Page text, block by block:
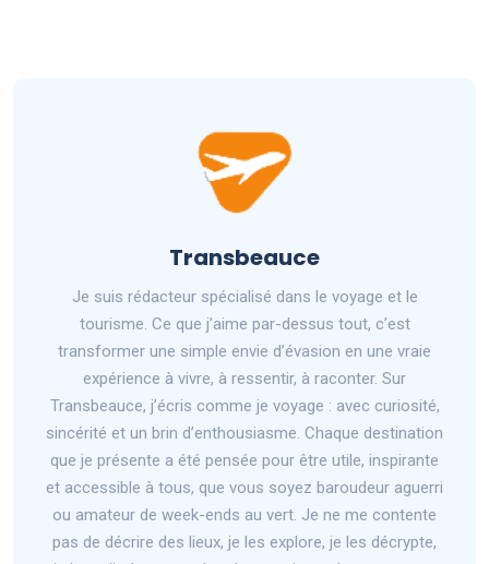
Transbeauce
Je suis rédacteur spécialisé dans le voyage et le
tourisme. Ce que j’aime par-dessus tout, c’est
transformer une simple envie d’évasion en une vraie
expérience à vivre, à ressentir, à raconter. Sur
Transbeauce, j’écris comme je voyage : avec curiosité,
sincérité et un brin d’enthousiasme. Chaque destination
que je présente a été pensée pour être utile, inspirante
et accessible à tous, que vous soyez baroudeur aguerri
ou amateur de week-ends au vert. Je ne me contente
pas de décrire des lieux, je les explore, je les décrypte,